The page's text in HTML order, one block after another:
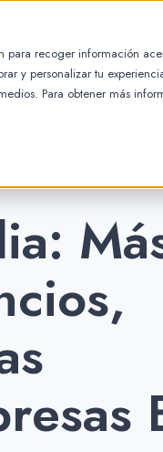
recoger información
y personalizar tu
Para obtener más